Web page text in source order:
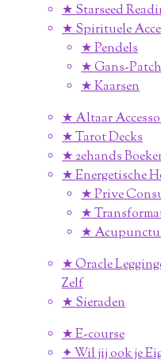
★ Starseed
★ Spirituele
★ Pendels
★ Gans-
★ Kaarsen
★ Altaar
★ Tarot Decks
★ 2ehands
★ Energetische
★ Prive
★
★
★ Oracle
Zelf
★ Sieraden
★ E-course
✦ Wil jij ook je